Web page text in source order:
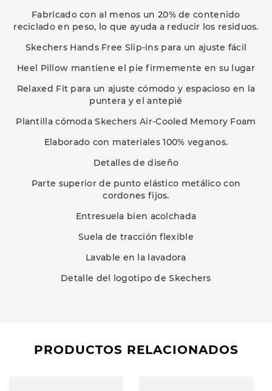
Fabricado con al menos un 20% de contenido
reciclado en peso, lo que ayuda a reducir los residuos.
Skechers Hands Free Slip-ins para un ajuste fácil
Heel Pillow mantiene el pie firmemente en su lugar
Relaxed Fit para un ajuste cómodo y espacioso en la
puntera y el antepié
Plantilla cómoda Skechers Air-Cooled Memory Foam
Elaborado con materiales 100% veganos.
Detalles de diseño
Parte superior de punto elástico metálico con
cordones fijos.
Entresuela bien acolchada
Suela de tracción flexible
Lavable en la lavadora
Detalle del logotipo de Skechers
PRODUCTOS RELACIONADOS